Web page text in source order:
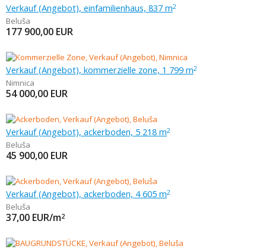
Verkauf (Angebot), einfamilienhaus, 837 m2
Beluša
177 900,00 EUR
Verkauf (Angebot), kommerzielle zone, 1 799 m2
Nimnica
54 000,00 EUR
Verkauf (Angebot), ackerboden, 5 218 m2
Beluša
45 900,00 EUR
Verkauf (Angebot), ackerboden, 4 605 m2
Beluša
37,00 EUR/m2